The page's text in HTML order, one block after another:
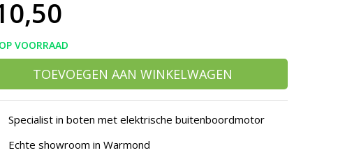
Enter
om
het
zoekresultaat
gaan.
OP VOORRAAD
TOEVOEGEN AAN WINKELWAGEN
Specialist in boten met elektrische buitenboordmotor
Echte showroom in Warmond